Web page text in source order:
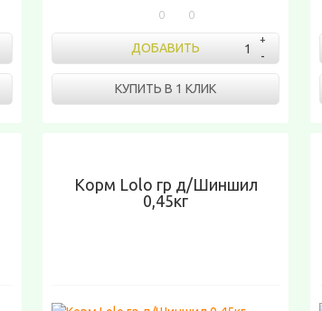
0 0
ДОБАВИТЬ
КУПИТЬ В 1 КЛИК
Корм Lolo гр д/Шиншил
0,45кг